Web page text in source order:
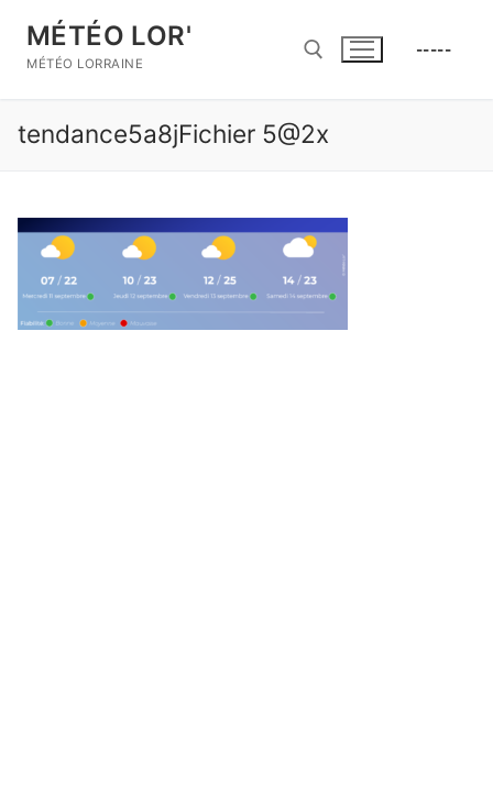
contenu
MÉTÉO LOR'
MÉTÉO LORRAINE
Rechercher :
-----
tendance5a8jFichier 5@2x